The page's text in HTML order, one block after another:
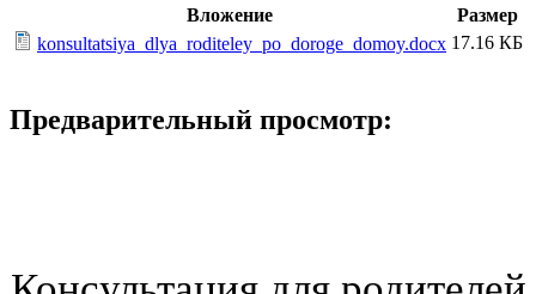
Вложение
Размер
konsultatsiya_dlya_roditeley_po_doroge_domoy.docx 17.16 КБ
Предварительный просмотр: